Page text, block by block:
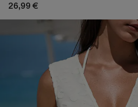
26,99 €